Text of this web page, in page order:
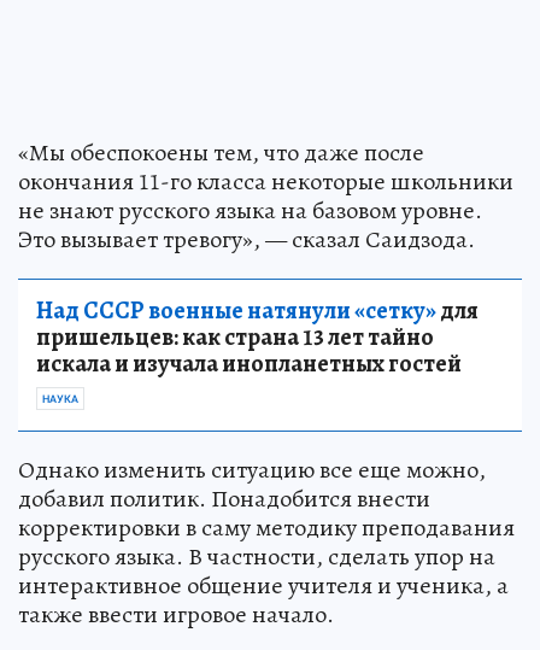
«Мы обеспокоены тем, что даже после
окончания 11-го класса некоторые школьники
не знают русского языка на базовом уровне.
Это вызывает тревогу», — сказал Саидзода.
Над СССР военные натянули «сетку»для
пришельцев: как страна 13 лет тайно
искала и изучала инопланетных гостей
НАУКА
Однако изменить ситуацию все еще можно,
добавил политик. Понадобится внести
корректировки в саму методику преподавания
русского языка. В частности, сделать упор на
интерактивное общение учителя и ученика, а
также ввести игровое начало.